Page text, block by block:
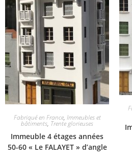
Fabriqué en France, Immeubles et
bâtiments, Trente glorieuses
Immeuble 4 étages années
50-60 « Le FALAYET » d’angle